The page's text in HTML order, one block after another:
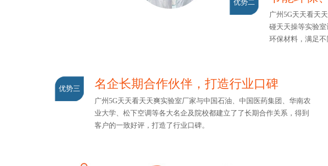
优势二
广州5G天天看天天
碰天天操等实验室设
环保材料，满足不
优势三 名企长期合作伙伴，打造行业口碑
广州5G天天看天天爽实验室厂家与中国石油、中国医药集团、华南农
业大学、松下空调等各大名企及院校都建立了了长期合作关系，得到
客户的一致好评，打造了行业口碑。